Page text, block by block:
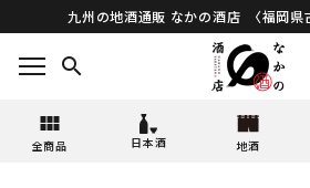
九州の地酒通販 なかの酒店 〈福岡県
search
全商品 日本酒 地酒